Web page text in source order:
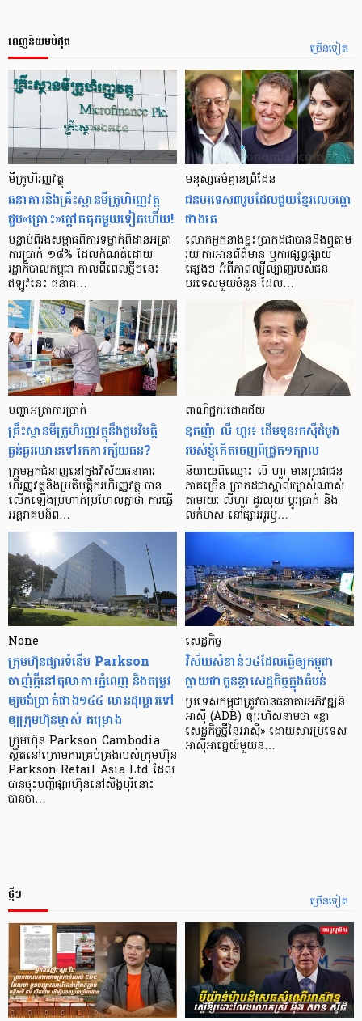
ច្រើនទៀត
ពេញនិយមបំផុត
មីក្រូ​ហិរញ្ញវត្ថុ
ធនាគារ​និង​គ្រឹះស្ថាន​មីក្រូ​ហិរញ្ញវត្ថុ​
ជួប«គ្រោះ»ក្តៅ​គគុក​មួយ​ទៀត​ហើយ!
បន្ទាប់​ពី​រង​សម្ពាធ​​ពី​ការ​ទម្លាក់​ពិដាន​អត្រា​
ការ​ប្រាក់ ១៨​% ដែល​កំណត់​ដោយ​
រដ្ឋាភិបាល​កម្ពុជា កាល​ពី​ពេល​ថ្មីៗ​នេះ
ឥឡូវ​នេះ ធនាគ…
មនុស្ស​ធម៌​គ្មាន​ព្រំដែន
ជន​បរទេស​៣​រូប​ដែល​ជួយ​ខ្មែរ​លេច​ធ្លោ​
ជាង​គេ
លោកអ្នក​នាង​ខ្លះ​ប្រាកដ​ជា​បាន​​ដឹង​ឮ​តាម​
រយៈ​ការ​អាន​ព័ត៌មាន ឬ​ការ​ផ្សព្វផ្សាយ​
ផ្សេងៗ អំពី​ភាព​ល្បីល្បាញ​របស់​ជន​
បរទេស​មួយ​ចំនួន ដែល…
បញ្ហា​អត្រា​ការប្រាក់
គ្រឹះស្ថាន​មីក្រូ​ហិរញ្ញវត្ថុ​នឹង​ជួប​វិបត្តិ​
ធ្ងន់ធ្ងរ​ឈាន​ទៅ​រក​ការ​ក្ស័យធន?
ក្រុម​អ្នក​ជំនាញ​នៅ​ក្នុង​វិស័យ​ធនាគារ
ហិរញ្ញវត្ថុ​និង​ប្រតិបត្តិករ​ហិរញ្ញ​វត្ថុ បាន​​
លើក​ឡើង​ប្រហាក់​ប្រហែល​គ្នា​ថា ការ​ធ្វើ​
អន្តរាគមន៍​ព…
ពាណិជ្ជករជោគជ័យ
ឧកញ៉ា លី ហួរ៖ ដើមទុនរកស៊ីដំបូង
របស់ខ្ញុំកើតចេញពីជ្រូក១ក្បាល
និយាយ​ពី​ឈ្មោះ លី ហួរ មាន​ប្រជាជន​
ភាគ​ច្រើន ប្រាកដ​ជា​ស្គាល់​ច្បាស់​ណាស់
តាមរយៈ លីហួរ ដូរ​លុយ ប្តូរ​បា្រក់ និង​
លក់​មាស នៅ​ផ្សារ​អូរ​ឫ…
None
ក្រុមហ៊ុនផ្សារទំនើប Parkson
ចាញ់ក្ដីនៅតុលាការភ្នំពេញ និងតម្រូវ
ឲ្យបង់ប្រាក់ជាង១៤៤ លានដុល្លារទៅ
ឲ្យក្រុមហ៊ុនម្ចាស់ គម្រោង
ក្រុមហ៊ុន Parkson Cambodia
ស្ថិតនៅក្រោមការគ្រប់គ្រងរបស់ក្រុមហ៊ុន
Parkson Retail Asia Ltd ដែល
បានចុះបញ្ចីផ្សារហ៊ុននៅសិង្ហបុរីនោះ
បានចា…
សេដ្ឋកិច្ច​
វិស័យ​សំខាន់ៗ​៤​ដែល​ធ្វើ​ឲ្យ​កម្ពុជា​
ក្លាយ​ជា​កូន​ខ្លា​សេដ្ឋកិច្ច​ក្នុង​តំបន់
ប្រទេស​កម្ពុជា​ត្រូវ​បាន​ធនាគារ​អភិវឌ្ឍន៍​
អាស៊ី (ADB) ឲ្យ​រហ័ស​នាមថា «ខ្លា​
សេដ្ឋកិច្ច​ថ្មី​នៃ​អាស៊ី» ដោយសារ​ប្រទេស​
អាស៊ី​អាគ្នេយ៍​មួយ​ន…
ច្រើនទៀត
ថ្មីៗ